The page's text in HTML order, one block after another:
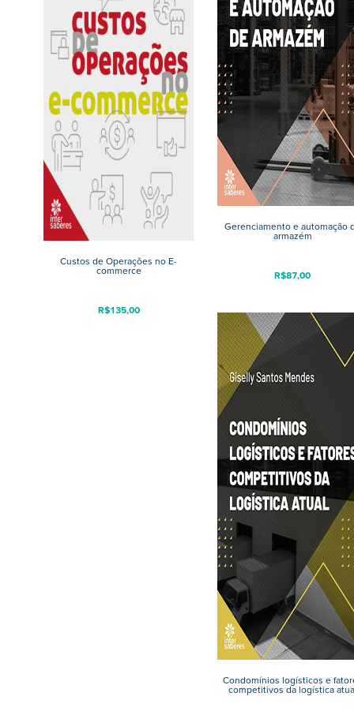
Custos de Operações no E-
commerce
R$135,00
Gerenciamento e automação
armazém
R$87,00
Condomínios logísticos e
competitivos da logística